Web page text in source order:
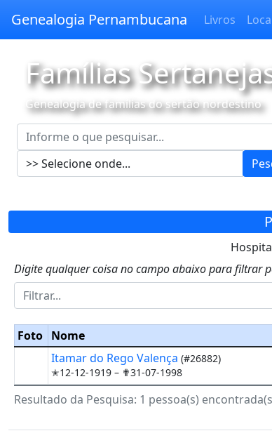
Genealogia Pernambucana Livros
Famílias
Genealogia de famílias do sertão nordestino
Digite qualquer coisa no campo abaixo para filtrar
Foto Nome
Itamar do Rego Valença (#26882)
✭12-12-1919 – ✟31-07-1998
Resultado da Pesquisa: 1 pessoa(s)